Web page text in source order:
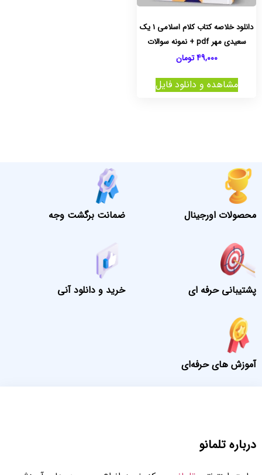
دانلود خلاصه کتاب کلام اسلامی 1 یک
سعیدی مهر pdf + نمونه سوالات
49,000 تومان
مشاهده و دانلود فایل
محصولات اورجینال ضمانت برگشت وجه
پشتیبانی حرفه ای خرید و دانلود آنی
آموزش های حرفه‌ای
درباره تلمانو